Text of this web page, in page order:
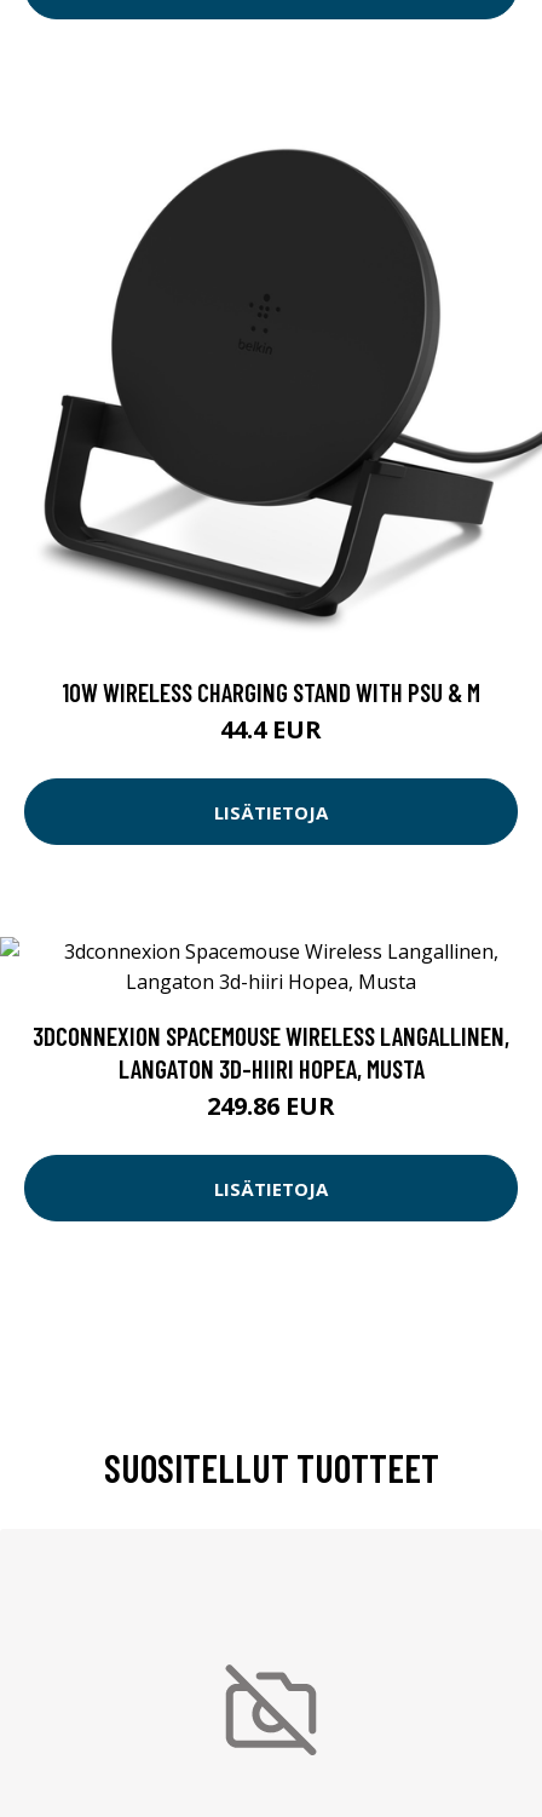
10W WIRELESS CHARGING STAND WITH PSU & M
44.4 EUR
LISÄTIETOJA
3DCONNEXION SPACEMOUSE WIRELESS LANGALLINEN,
LANGATON 3D-HIIRI HOPEA, MUSTA
249.86 EUR
LISÄTIETOJA
SUOSITELLUT TUOTTEET